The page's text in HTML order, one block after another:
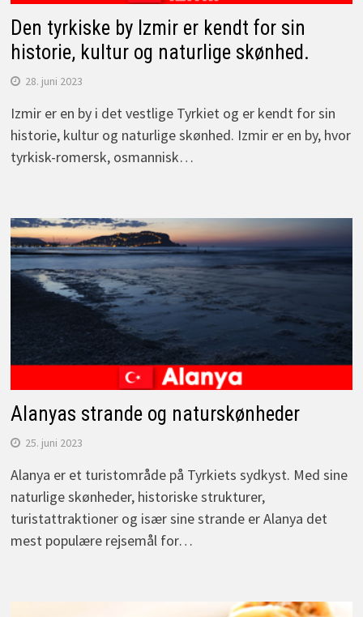
Den tyrkiske by Izmir er kendt for sin
historie, kultur og naturlige skønhed.
28. juni 2023
Izmir er en by i det vestlige Tyrkiet og er kendt for sin
historie, kultur og naturlige skønhed. Izmir er en by, hvor
tyrkisk-romersk, osmannisk…
Alanyas strande og naturskønheder
25. juni 2023
Alanya er et turistområde på Tyrkiets sydkyst. Med sine
naturlige skønheder, historiske strukturer,
turistattraktioner og især sine strande er Alanya det
mest populære rejsemål for…